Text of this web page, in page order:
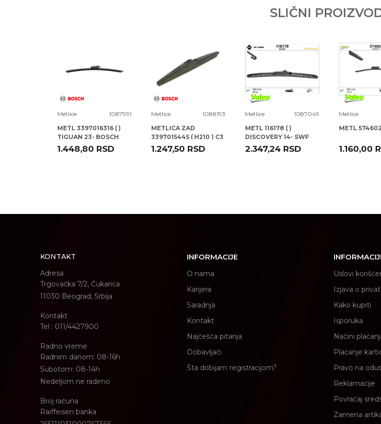
SLIČNI
Metlice
1087991
METL 3397016316 ( )
TIGUAN 23- BOSCH
1.448,80 RSD
Metlice
1088193
METLICA ZAD
3397015445 ( H210 ) C3
AIRCROSS 17- BOSCH
1.247,50 RSD
Metlice
1087049
METL 116178 ( )
DISCOVERY 14- SWF
2.347,24 RSD
Metlice
METL
1.160,00
KONTAKT
Adresa
Trgovačka 7/2, Čukarica
11030 Beograd, Srbija
Kontakt
Tel : 011/4427900
Radno vreme
Radnim danom: 08-16h
Subotom: 08-14h
Nedeljom ne radimo
Broj računa
Raiffeisen banka
INFORMACIJE
O nama
Karijera
Saradnja
Kontakt
Najčešća pitanja
Dobavljači
Šta dobijam registracijom?
Uslovi
Izjava o
Kako kupiti
Isporuka
Načini
Plaćanje
Pravo na
Reklamacije
Povraćaj
Zamena